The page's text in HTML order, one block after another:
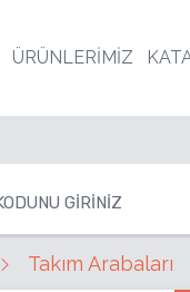
ÜRÜNLERİMİZ
Takım Arabaları